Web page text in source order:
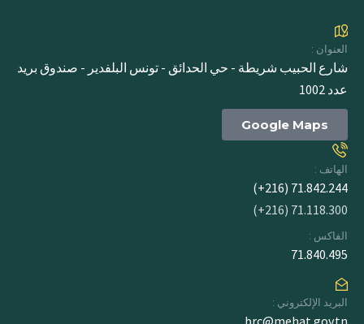
العنوان :
شارع الحبيب شريطة - حي الحدائق - تونس البلفدير - صندوق بريد
عدد 1002
Google Maps
الهاتف :
71.842.244 (216+)
71.118.300 (216+)
الفاكس :
71.840.495
البريد الإلكتروني :
brc@mehat.gov.tn